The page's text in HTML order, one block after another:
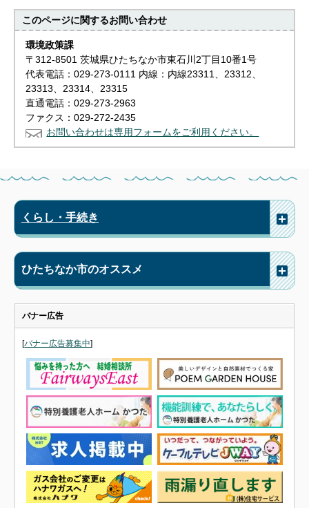
このページに関するお問い合わせ
環境政策課
〒312-8501 茨城県ひたちなか市東石川2丁目10番1号
代表電話：029-273-0111 内線：内線23311、23312、
23313、23314、23315
直通電話：029-273-2963
ファクス：029-272-2435
お問い合わせは専用フォームをご利用ください。
くらし・手続き
ひたちなか市のオススメ
バナー広告
[バナー広告募集中]